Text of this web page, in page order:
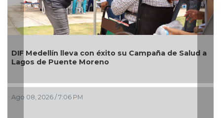
DIF Medellín lleva con éxito su Campaña de Salud a
Lagos de Puente Moreno
Ago 08, 2026 / 7:06 PM